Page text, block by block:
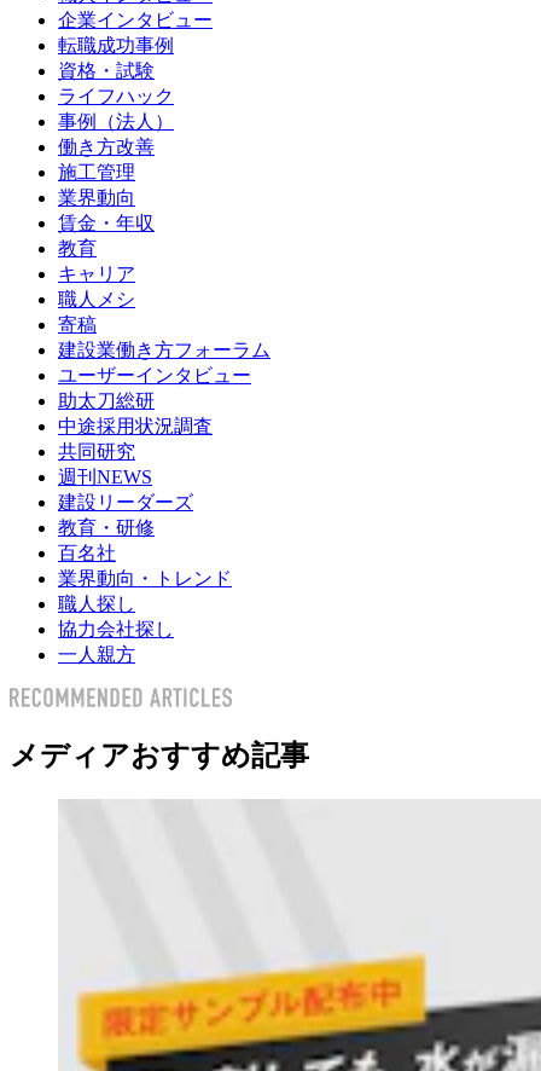
企業インタビュー
転職成功事例
資格・試験
ライフハック
事例（法人）
働き方改善
施工管理
業界動向
賃金・年収
教育
キャリア
職人メシ
寄稿
建設業働き方フォーラム
ユーザーインタビュー
助太刀総研
中途採用状況調査
共同研究
週刊NEWS
建設リーダーズ
教育・研修
百名社
業界動向・トレンド
職人探し
協力会社探し
一人親方
メディアおすすめ記事